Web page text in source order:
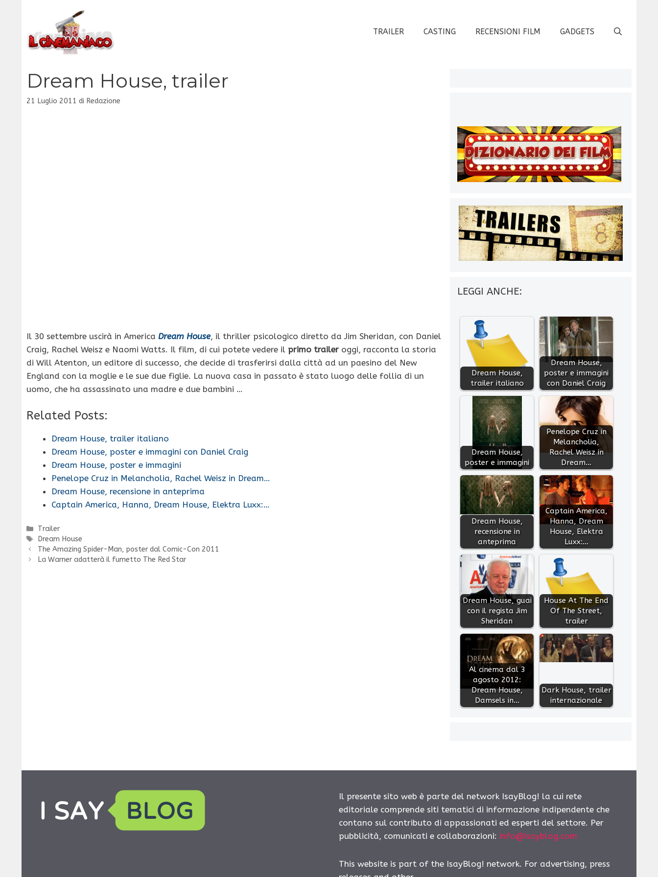
contenuto
TRAILER CASTING RECENSIONI FILM GADGETS
Dream House, trailer
21 Luglio 2011 di Redazione
Il 30 settembre uscirà in America Dream House, il thriller psicologico diretto da Jim Sheridan, con Daniel
Craig, Rachel Weisz e Naomi Watts. Il film, di cui potete vedere il primo trailer oggi, racconta la storia
di Will Atenton, un editore di successo, che decide di trasferirsi dalla città ad un paesino del New
England con la moglie e le sue due figlie. La nuova casa in passato è stato luogo delle follia di un
uomo, che ha assassinato una madre e due bambini …
Related Posts:
Dream House, trailer italiano
Dream House, poster e immagini con Daniel Craig
Dream House, poster e immagini
Penelope Cruz in Melancholia, Rachel Weisz in Dream…
Dream House, recensione in anteprima
Captain America, Hanna, Dream House, Elektra Luxx:…
Categorie
Trailer
Tag
Dream House
The Amazing Spider-Man, poster dal Comic-Con 2011
La Warner adatterà il fumetto The Red Star
LEGGI ANCHE:
Dream House,
trailer italiano
Dream House,
poster e immagini
con Daniel Craig
Dream House,
poster e immagini
Penelope Cruz in
Melancholia,
Rachel Weisz in
Dream…
Dream House,
recensione in
anteprima
Captain America,
Hanna, Dream
House, Elektra
Luxx:…
Dream House, guai
con il regista Jim
Sheridan
House At The End
Of The Street,
trailer
Al cinema dal 3
agosto 2012:
Dream House,
Damsels in…
Dark House, trailer
internazionale
Il presente sito web è parte del network IsayBlog! la cui rete
editoriale comprende siti tematici di informazione indipendente che
contano sul contributo di appassionati ed esperti del settore. Per
pubblicità, comunicati e collaborazioni: info@isayblog.com
This website is part of the IsayBlog! network. For advertising, press